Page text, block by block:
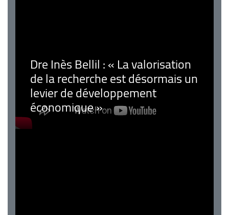
Dre Inès Bellil : « La valorisation
de la recherche est désormais un
levier de développement
économique »